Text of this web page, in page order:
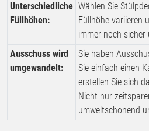
Unterschiedliche
Füllhöhen:
Wählen Sie
Füllhöhe variieren
immer noch sicher
Ausschuss wird
umgewandelt:
Sie haben
Sie einfach einen
erstellen Sie sich
Nicht nur
umweltschonend